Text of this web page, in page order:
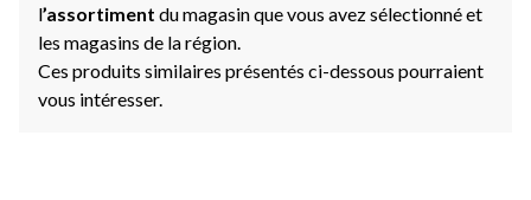
l’assortiment du magasin que vous avez sélectionné et
les magasins de la région.
Ces produits similaires présentés ci-dessous pourraient
vous intéresser.